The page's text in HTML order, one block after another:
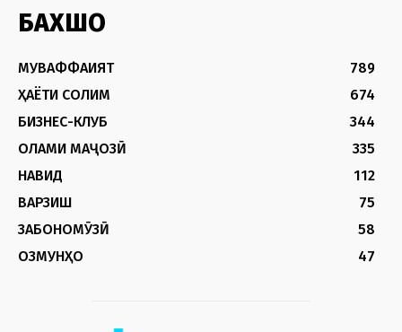
БАХШҲО
МУВАФФАҚИЯТ
789
ҲАЁТИ СОЛИМ
674
БИЗНЕС-КЛУБ
344
ОЛАМИ МАҶОЗӢ
335
НАВИД
112
ВАРЗИШ
75
ЗАБОНОМӮЗӢ
58
ОЗМУНҲО
47